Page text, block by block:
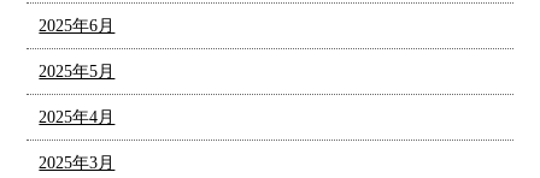
2025年6月
2025年5月
2025年4月
2025年3月